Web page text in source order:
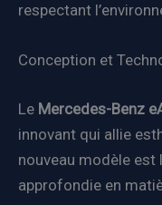
respectant
Conception et
Le Mercedes-Benz
innovant qui allie
nouveau modèle est
approfondie en